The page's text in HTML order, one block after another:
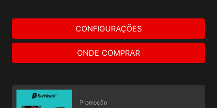
CONFIGURAÇÕES
ONDE COMPRAR
Promoção